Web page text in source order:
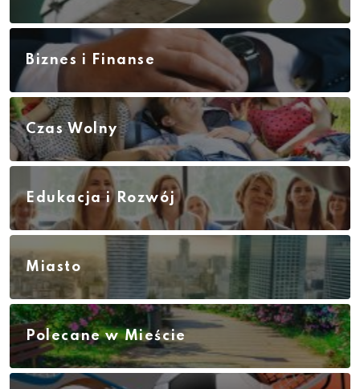
Biznes i Finanse
Czas Wolny
Edukacja i Rozwój
Miasto
Polecane w Mieście